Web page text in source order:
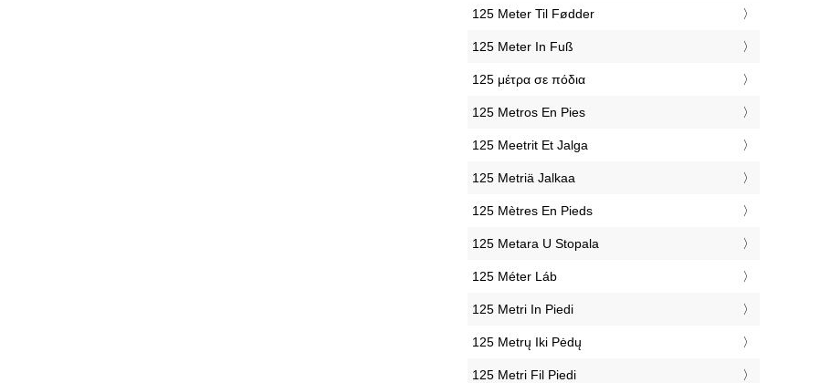
‎125 Meter Til Fødder
‎125 Meter In Fuß
‎125 μέτρα σε πόδια
‎125 Metros En Pies
‎125 Meetrit Et Jalga
‎125 Metriä Jalkaa
‎125 Mètres En Pieds
‎125 Metara U Stopala
‎125 Méter Láb
‎125 Metri In Piedi
‎125 Metrų Iki Pėdų
‎125 Metri Fil Piedi